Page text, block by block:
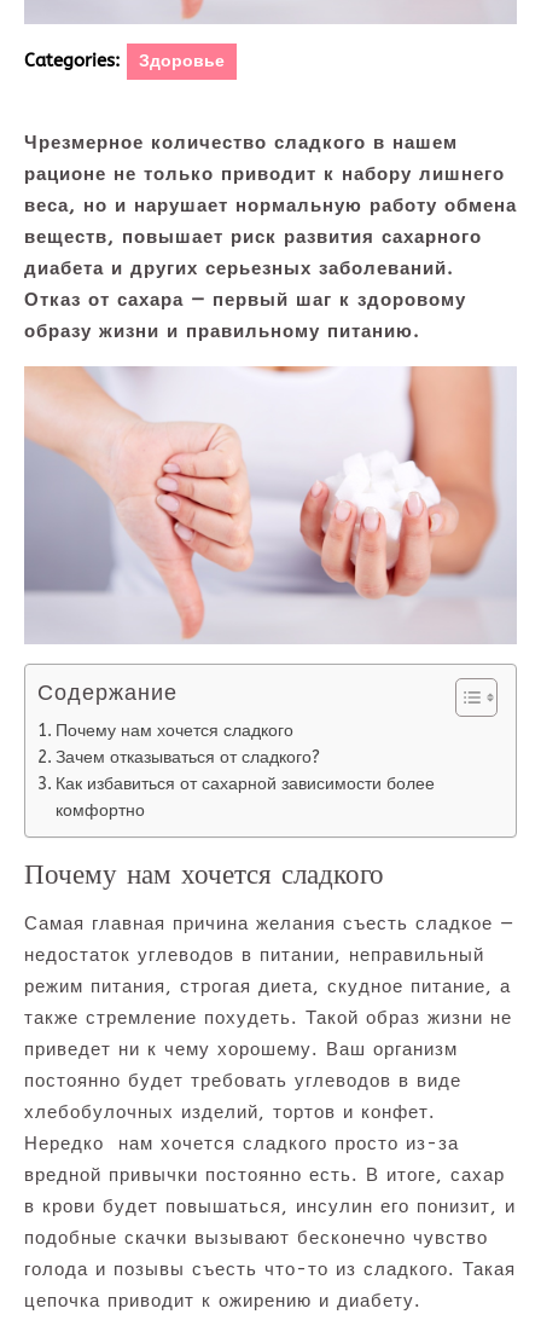
Categories: Здоровье
Чрезмерное количество сладкого в нашем
рационе не только приводит к набору лишнего
веса, но и нарушает нормальную работу обмена
веществ, повышает риск развития сахарного
диабета и других серьезных заболеваний.
Отказ от сахара — первый шаг к здоровому
образу жизни и правильному питанию.
Содержание
Почему нам хочется сладкого
Зачем отказываться от сладкого?
Как избавиться от сахарной зависимости более
комфортно
Почему нам хочется сладкого
Самая главная причина желания съесть сладкое —
недостаток углеводов в питании, неправильный
режим питания, строгая диета, скудное питание, а
также стремление похудеть. Такой образ жизни не
приведет ни к чему хорошему. Ваш организм
постоянно будет требовать углеводов в виде
хлебобулочных изделий, тортов и конфет.
Нередко нам хочется сладкого просто из-за
вредной привычки постоянно есть. В итоге, сахар
в крови будет повышаться, инсулин его понизит, и
подобные скачки вызывают бесконечно чувство
голода и позывы съесть что-то из сладкого. Такая
цепочка приводит к ожирению и диабету.